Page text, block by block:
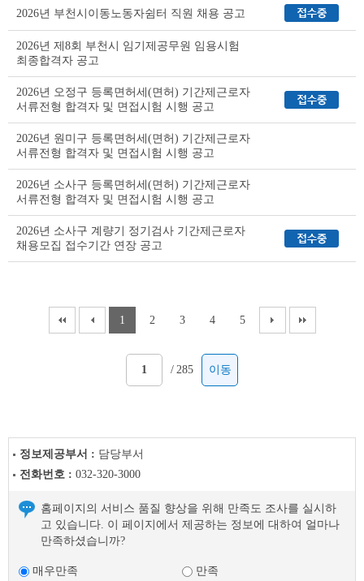
트
이
블
2026년 부천시이동노동자쉼터 직원 채용 공고
2026년 제8회 부천시 임기제공무원 임용시험
최종합격자 공고
2026년 오정구 등록면허세(면허) 기간제근로자
서류전형 합격자 및 면접시험 시행 공고
2026년 원미구 등록면허세(면허) 기간제근로자
서류전형 합격자 및 면접시험 시행 공고
2026년 소사구 등록면허세(면허) 기간제근로자
서류전형 합격자 및 면접시험 시행 공고
2026년 소사구 계량기 정기검사 기간제근로자
채용모집 접수기간 연장 공고
1 2 3 4 5
/ 285 이동
정보제공부서 : 담당부서
전화번호 : 032-320-3000
홈페이지의 서비스 품질 향상을 위해 만족도 조사를 실시하
고 있습니다. 이 페이지에서 제공하는 정보에 대하여 얼마나
만족하셨습니까?
매우만족
만족